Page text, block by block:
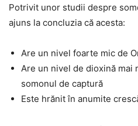
Potrivit unor studii despre
ajuns la concluzia că acesta:
Are un nivel foarte mic de
Are un nivel de dioxină mai
somonul de captură
Este hrănit în anumite